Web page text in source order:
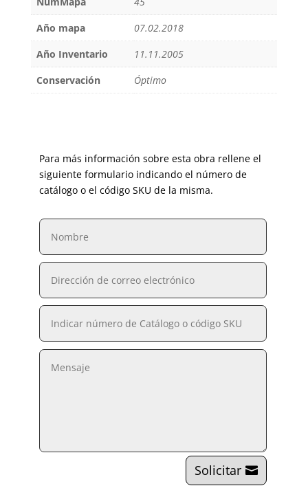
Año mapa
07.02.2018
Año Inventario
11.11.2005
Conservación
Óptimo
Para más información sobre esta obra rellene el
siguiente formulario indicando el número de
catálogo o el código SKU de la misma.
Solicitar